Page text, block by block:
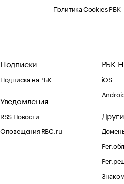
Политика Cookies РБК
Подписки
Подписка на РБК
Уведомления
RSS Новости
Оповещения RBC.ru
РБК
iOS